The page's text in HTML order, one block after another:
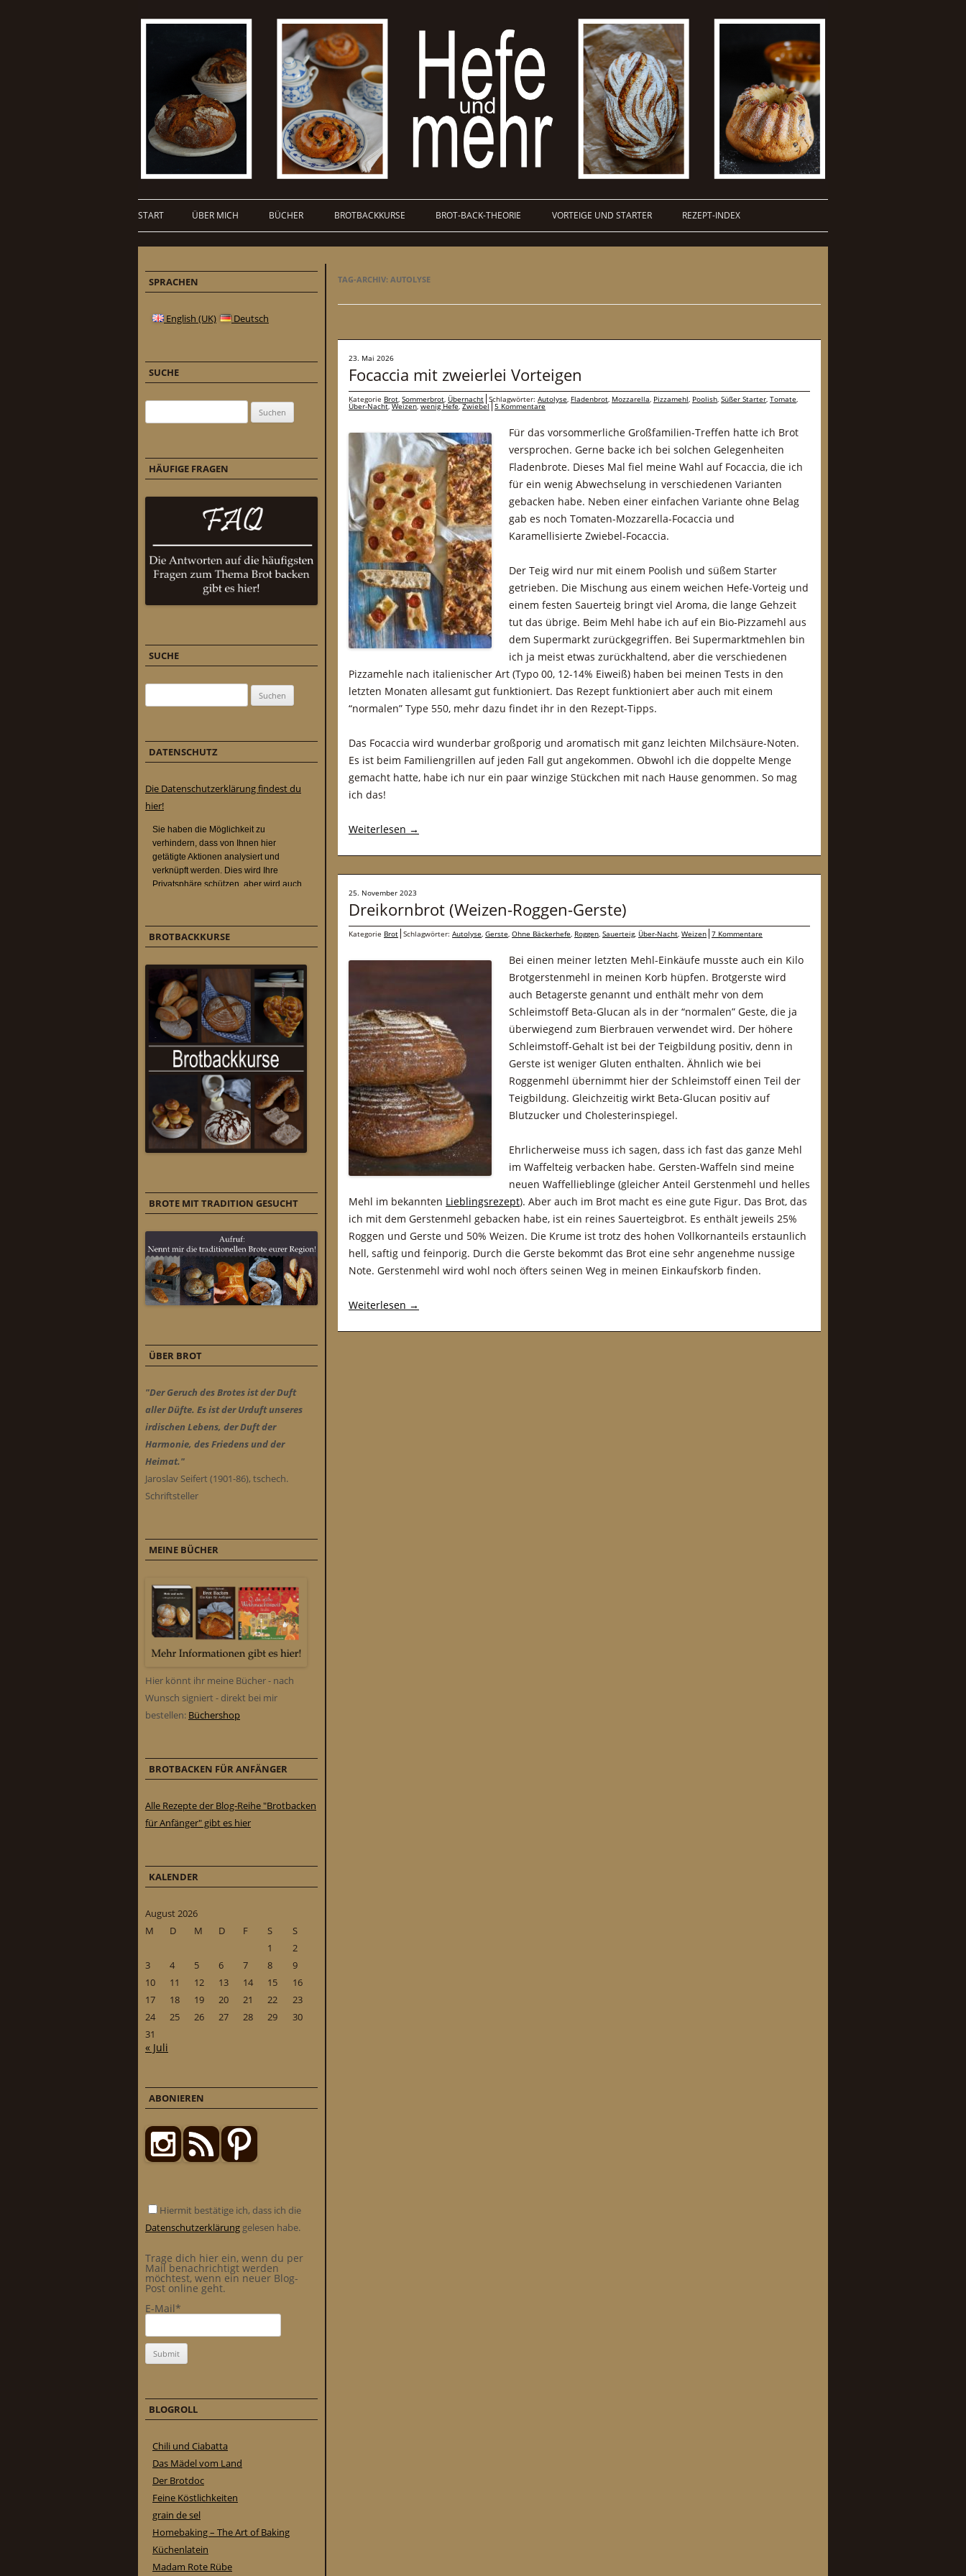
START ÜBER MICH BÜCHER BROTBACKKURSE BROT-BACK-THEORIE VORTEIGE UND STARTER REZEPT-INDEX
TAG-ARCHIV: AUTOLYSE
23. Mai 2026
Focaccia mit zweierlei Vorteigen
Kategorie Brot, Sommerbrot, Übernacht Schlagwörter: Autolyse, Fladenbrot, Mozzarella, Pizzamehl, Poolish, Süßer Starter, Tomate,
Über-Nacht,Weizen,wenig Hefe,Zwiebel 5 Kommentare
Für das vorsommerliche Großfamilien-Treffen hatte ich Brot
versprochen. Gerne backe ich bei solchen Gelegenheiten
Fladenbrote. Dieses Mal fiel meine Wahl auf Focaccia, die ich
für ein wenig Abwechselung in verschiedenen Varianten
gebacken habe. Neben einer einfachen Variante ohne Belag
gab es noch Tomaten-Mozzarella-Focaccia und
Karamellisierte Zwiebel-Focaccia.
Der Teig wird nur mit einem Poolish und süßem Starter
getrieben. Die Mischung aus einem weichen Hefe-Vorteig und
einem festen Sauerteig bringt viel Aroma, die lange Gehzeit
tut das übrige. Beim Mehl habe ich auf ein Bio-Pizzamehl aus
dem Supermarkt zurückgegriffen. Bei Supermarktmehlen bin
ich ja meist etwas zurückhaltend, aber die verschiedenen
Pizzamehle nach italienischer Art (Typo 00, 12-14% Eiweiß) haben bei meinen Tests in den
letzten Monaten allesamt gut funktioniert. Das Rezept funktioniert aber auch mit einem
“normalen” Type 550, mehr dazu findet ihr in den Rezept-Tipps.
Das Focaccia wird wunderbar großporig und aromatisch mit ganz leichten Milchsäure-Noten.
Es ist beim Familiengrillen auf jeden Fall gut angekommen. Obwohl ich die doppelte Menge
gemacht hatte, habe ich nur ein paar winzige Stückchen mit nach Hause genommen. So mag
ich das!
Weiterlesen →
25. November 2023
Dreikornbrot (Weizen-Roggen-Gerste)
Kategorie Brot Schlagwörter: Autolyse, Gerste, Ohne Bäckerhefe, Roggen, Sauerteig, Über-Nacht, Weizen 7 Kommentare
Bei einen meiner letzten Mehl-Einkäufe musste auch ein Kilo
Brotgerstenmehl in meinen Korb hüpfen. Brotgerste wird
auch Betagerste genannt und enthält mehr von dem
Schleimstoff Beta-Glucan als in der “normalen” Geste, die ja
überwiegend zum Bierbrauen verwendet wird. Der höhere
Schleimstoff-Gehalt ist bei der Teigbildung positiv, denn in
Gerste ist weniger Gluten enthalten. Ähnlich wie bei
Roggenmehl übernimmt hier der Schleimstoff einen Teil der
Teigbildung. Gleichzeitig wirkt Beta-Glucan positiv auf
Blutzucker und Cholesterinspiegel.
Ehrlicherweise muss ich sagen, dass ich fast das ganze Mehl
im Waffelteig verbacken habe. Gersten-Waffeln sind meine
neuen Waffellieblinge (gleicher Anteil Gerstenmehl und helles
Mehl im bekannten Lieblingsrezept). Aber auch im Brot macht es eine gute Figur. Das Brot, das
ich mit dem Gerstenmehl gebacken habe, ist ein reines Sauerteigbrot. Es enthält jeweils 25%
Roggen und Gerste und 50% Weizen. Die Krume ist trotz des hohen Vollkornanteils erstaunlich
hell, saftig und feinporig. Durch die Gerste bekommt das Brot eine sehr angenehme nussige
Note. Gerstenmehl wird wohl noch öfters seinen Weg in meinen Einkaufskorb finden.
Weiterlesen →
SPRACHEN
English (UK) Deutsch
SUCHE
HÄUFIGE FRAGEN
SUCHE
DATENSCHUTZ
Die Datenschutzerklärung findest du
hier!
BROTBACKKURSE
BROTE MIT TRADITION GESUCHT
ÜBER BROT
"Der Geruch des Brotes ist der Duft
aller Düfte. Es ist der Urduft unseres
irdischen Lebens, der Duft der
Harmonie, des Friedens und der
Heimat."
Jaroslav Seifert (1901-86), tschech.
Schriftsteller
MEINE BÜCHER
Hier könnt ihr meine Bücher - nach
Wunsch signiert - direkt bei mir
bestellen: Büchershop
BROTBACKEN FÜR ANFÄNGER
Alle Rezepte der Blog-Reihe "Brotbacken
für Anfänger" gibt es hier
KALENDER
August 2026
M
D M D F S
S
1
2
3
4 5 6 7 8
9
10
11 12 13 14 15
16
17
18 19 20 21 22
23
24
25 26 27 28 29
30
31
« Juli
ABONIEREN
Hiermit bestätige ich, dass ich die
Datenschutzerklärung gelesen habe.
Trage dich hier ein, wenn du per
Mail benachrichtigt werden
möchtest, wenn ein neuer Blog-
Post online geht.
E-Mail*
BLOGROLL
Chili und Ciabatta
Das Mädel vom Land
Der Brotdoc
Feine Köstlichkeiten
grain de sel
Homebaking – The Art of Baking
Küchenlatein
Madam Rote Rübe